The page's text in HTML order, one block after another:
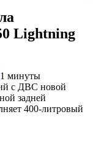
Lightning
1 минуты
с ДВС новой
задней
400-литровый